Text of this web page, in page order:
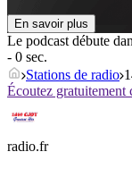
En savoir plus
Le podcast débute
- 0 sec.
Stations de radio
Écoutez gratuitement
radio.fr